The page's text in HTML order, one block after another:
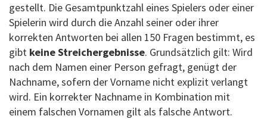
gestellt. Die Gesamtpunktzahl eines Spielers oder einer
Spielerin wird durch die Anzahl seiner oder ihrer
korrekten Antworten bei allen 150 Fragen bestimmt, es
gibt keine Streichergebnisse. Grundsätzlich gilt: Wird
nach dem Namen einer Person gefragt, genügt der
Nachname, sofern der Vorname nicht explizit verlangt
wird. Ein korrekter Nachname in Kombination mit
einem falschen Vornamen gilt als falsche Antwort.